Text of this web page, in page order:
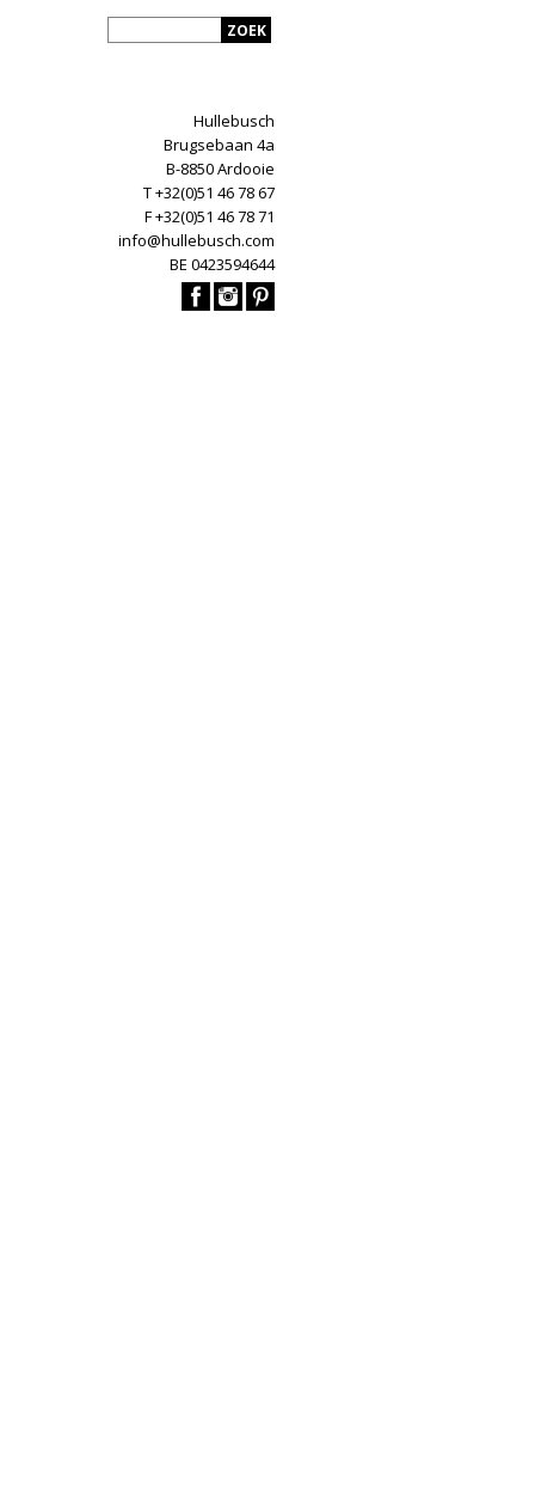
Hullebusch
Brugsebaan 4a
B-8850 Ardooie
T +32(0)51 46 78 67
F +32(0)51 46 78 71
info@hullebusch.com
BE 0423594644